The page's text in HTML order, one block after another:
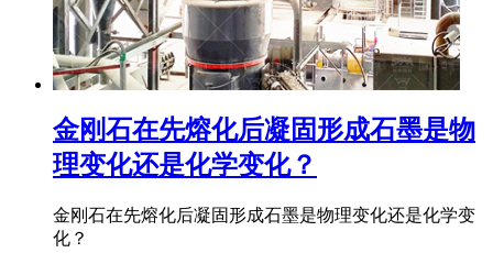
金刚石在先熔化后凝固形成石墨是物
理变化还是化学变化？
金刚石在先熔化后凝固形成石墨是物理变化还是化学变
化？